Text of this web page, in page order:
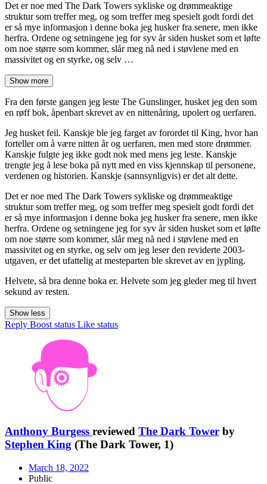
Det er noe med The Dark Towers sykliske og drømmeaktige
struktur som treffer meg, og som treffer meg spesielt godt fordi det
er så mye informasjon i denne boka jeg husker fra senere, men ikke
herfra. Ordene og setningene jeg for syv år siden husket som et løfte
om noe større som kommer, slår meg nå ned i støvlene med en
massivitet og en styrke, og selv …
Show more
Fra den første gangen jeg leste The Gunslinger, husket jeg den som
en røff bok, åpenbart skrevet av en nittenåring, upolert og uerfaren.
Jeg husket feil. Kanskje ble jeg farget av forordet til King, hvor han
forteller om å være nitten år og uerfaren, men med store drømmer.
Kanskje fulgte jeg ikke godt nok med mens jeg leste. Kanskje
trengte jeg å lese boka på nytt med en viss kjennskap til personene,
verdenen og historien. Kanskje (sannsynligvis) er det alt dette.
Det er noe med The Dark Towers sykliske og drømmeaktige
struktur som treffer meg, og som treffer meg spesielt godt fordi det
er så mye informasjon i denne boka jeg husker fra senere, men ikke
herfra. Ordene og setningene jeg for syv år siden husket som et løfte
om noe større som kommer, slår meg nå ned i støvlene med en
massivitet og en styrke, og selv om jeg leser den reviderte 2003-
utgaven, er det ufattelig at mesteparten ble skrevet av en jypling.
Helvete, så bra denne boka er. Helvete som jeg gleder meg til hvert
sekund av resten.
Show less
Reply Boost status Like status
Anthony Burgess reviewed The Dark Tower by
Stephen King (The Dark Tower, 1)
March 18, 2022
Public